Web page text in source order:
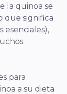
la quinoa se
que significa
esenciales),
para
a su dieta